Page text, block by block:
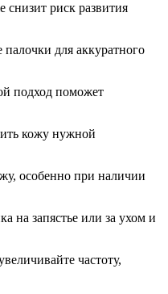
риск развития
для аккуратного
подход поможет
кожу нужной
особенно при наличии
на запястье или за ухом и
частоту,